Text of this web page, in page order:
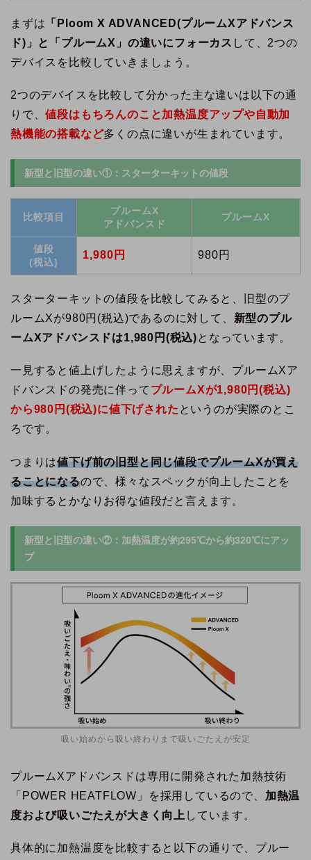
まずは 「Ploom X ADVANCED(プルームXアドバンス
ド)」と「プルームX」の違いにフォーカス して、2つの
デバイスを比較していきましょう。
2つのデバイスを比較して分かった主な違いは以下の通
りで、値段はもちろんのこと加熱温度アップや自動加
熱機能の搭載など多くの点に違いが生まれています。
新型と旧型の違い①：スターターキットの値段
比較項目
プルームX
アドバンスド
プルームX
値段
(税込)
1,980円 980円
スターターキットの値段を比較してみると、旧型のプ
ルームXが980円(税込)であるのに対して、 新型のプル
ームXアドバンスドは1,980円(税込)となっています。
一見すると値上げしたように思えますが、プルームXア
ドバンスドの発売に伴って プルームXが1,980円(税込)
から980円(税込)に値下げされた というのが実際のとこ
ろです。
つまりは値下げ前の旧型と同じ値段でプルームXが買え
ることになるので、様々なスペックが向上したことを
加味するとかなりお得な値段だと言えます。
新型と旧型の違い②：加熱温度が約295℃から約320℃にアッ
プ
吸い始めから吸い終わりまで吸いごたえが安定
プルームXアドバンスドは専用に開発された加熱技術
「POWER HEATFLOW」を採用しているので、 加熱温
度および吸いごたえが大きく向上 しています。
具体的に加熱温度を比較すると以下の通りで、プルー